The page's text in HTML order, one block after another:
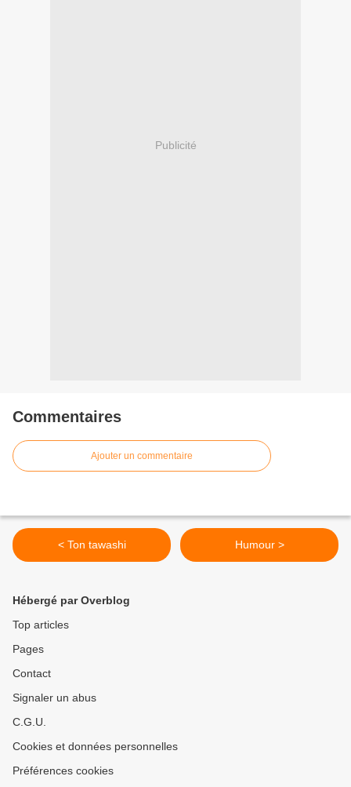
Publicité
Commentaires
Ajouter un commentaire
< Ton tawashi Humour >
Hébergé par Overblog
Top articles
Pages
Contact
Signaler un abus
C.G.U.
Cookies et données personnelles
Préférences cookies